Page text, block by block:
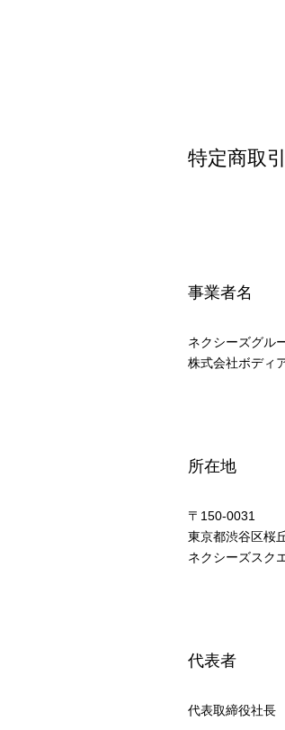
特定商取
事業者名
ネクシーズグル
株式会社ボディ
所在地
〒150-0031
東京都渋谷区桜
ネクシーズスク
代表者
代表取締役社